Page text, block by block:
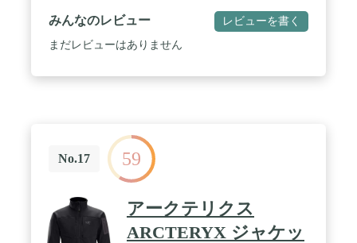
みんなのレビュー レビューを書く
まだレビューはありません
No.17 59
アークテリクス
ARCTERYX ジャケッ